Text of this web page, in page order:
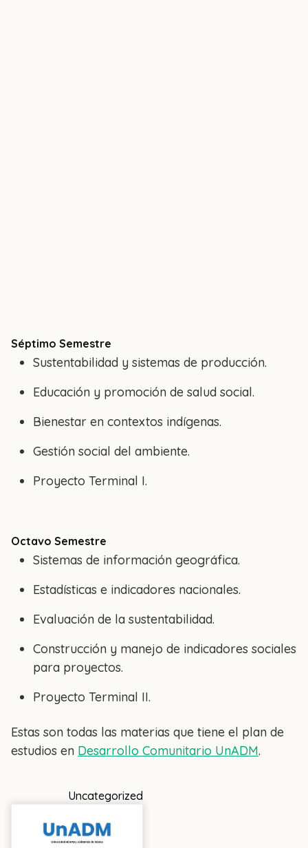
Séptimo Semestre
Sustentabilidad y sistemas de producción.
Educación y promoción de salud social.
Bienestar en contextos indígenas.
Gestión social del ambiente.
Proyecto Terminal I.
Octavo Semestre
Sistemas de información geográfica.
Estadísticas e indicadores nacionales.
Evaluación de la sustentabilidad.
Construcción y manejo de indicadores sociales
para proyectos.
Proyecto Terminal II.
Estas son todas las materias que tiene el plan de
estudios en Desarrollo Comunitario UnADM.
Uncategorized